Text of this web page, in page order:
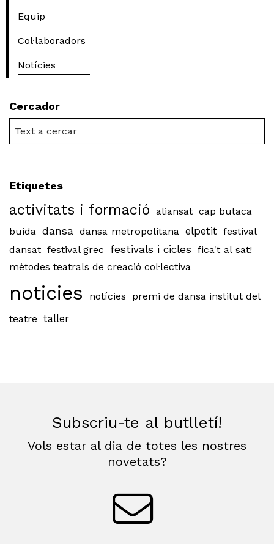
Equip
Col·laboradors
Notícies
Cercador
Etiquetes
activitats i formació aliansat cap butaca
buida dansa dansa metropolitana elpetit festival
dansat festival grec festivals i cicles fica't al sat!
mètodes teatrals de creació col·lectiva
noticies notícies
premi de dansa institut del
teatre taller
Subscriu-te al butlletí!
Vols estar al dia de totes les nostres
novetats?